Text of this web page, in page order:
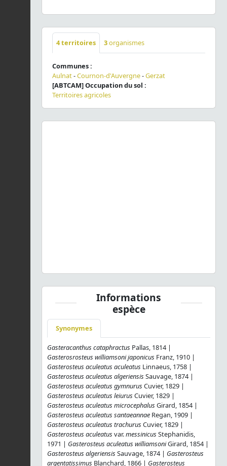
4territoires 3organismes
Communes :
Aulnat-Cournon-d'Auvergne-Gerzat
[ABTCAM] Occupation du sol :
Territoires agricoles
Informations
espèce
Synonymes
Gasteracanthus cataphractus Pallas, 1814 |
Gasterosrosteus williamsoni japonicus Franz, 1910 |
Gasterosteus aculeatus aculeatus Linnaeus, 1758 |
Gasterosteus aculeatus algeriensis Sauvage, 1874 |
Gasterosteus aculeatus gymnurus Cuvier, 1829 |
Gasterosteus aculeatus leiurus Cuvier, 1829 |
Gasterosteus aculeatus microcephalus Girard, 1854 |
Gasterosteus aculeatus santaeannae Regan, 1909 |
Gasterosteus aculeatus trachurus Cuvier, 1829 |
Gasterosteus aculeatus var.messinicus Stephanidis,
1971 | Gasterosteus aculeatus williamsoniGirard, 1854 |
Gasterosteus algeriensis Sauvage, 1874 | Gasterosteus
argentatissimus Blanchard, 1866 | Gasterosteus